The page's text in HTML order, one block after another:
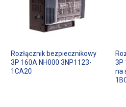
Rozłącznik bezpiecznikowy
3P 160A NH000 3NP1123-
1CA20
3P
na